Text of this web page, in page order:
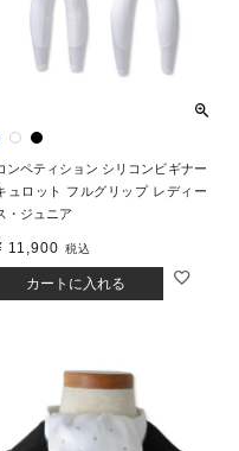
ンペティション シリコンビギナー
ュロット フルグリップ レディー
・ジュニア
11,900 税込
カートに入れる